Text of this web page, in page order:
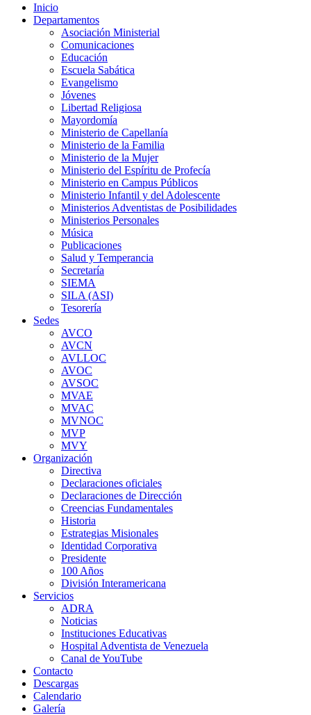
Inicio
Departamentos
Asociación Ministerial
Comunicaciones
Educación
Escuela Sabática
Evangelismo
Jóvenes
Libertad Religiosa
Mayordomía
Ministerio de Capellanía
Ministerio de la Familia
Ministerio de la Mujer
Ministerio del Espíritu de Profecía
Ministerio en Campus Públicos
Ministerio Infantil y del Adolescente
Ministerios Adventistas de Posibilidades
Ministerios Personales
Música
Publicaciones
Salud y Temperancia
Secretaría
SIEMA
SILA (ASI)
Tesorería
Sedes
AVCO
AVCN
AVLLOC
AVOC
AVSOC
MVAE
MVAC
MVNOC
MVP
MVY
Organización
Directiva
Declaraciones oficiales
Declaraciones de Dirección
Creencias Fundamentales
Historia
Estrategias Misionales
Identidad Corporativa
Presidente
100 Años
División Interamericana
Servicios
ADRA
Noticias
Instituciones Educativas
Hospital Adventista de Venezuela
Canal de YouTube
Contacto
Descargas
Calendario
Galería